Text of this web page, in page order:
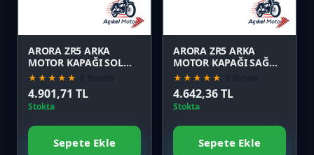
ARORA ZR5 ARKA
MOTOR KAPAĞI SOL
(2022 MODEL)
★★★★★
4.901,71 TL
Stokta
Sepete Ekle
ARORA ZR5 ARKA
MOTOR KAPAĞI SAĞ
(2022 MODEL)
★★★★★
4.642,36 TL
Stokta
Sepete Ekle